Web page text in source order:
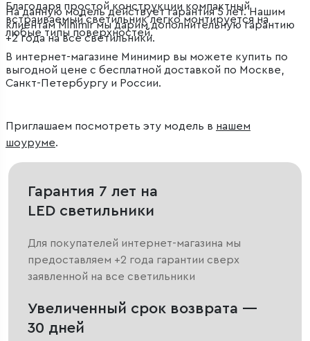
Благодаря простой конструкции компактный
встраиваемый светильник легко монтируется на
любые типы поверхностей.
На данную модель действует гарантия 5 лет. Нашим
клиентам Minimir мы дарим дополнительную гарантию
+2 года на все светильники.
В интернет-магазине Минимир вы можете купить по
выгодной цене с бесплатной доставкой по Москве,
Санкт-Петербургу и России.
Приглашаем посмотреть эту модель в нашем
шоуруме.
Гарантия 7 лет на
LED светильники
Для покупателей интернет-магазина мы
предоставляем +2 года гарантии сверх
заявленной на все светильники
Увеличенный срок возврата —
30 дней